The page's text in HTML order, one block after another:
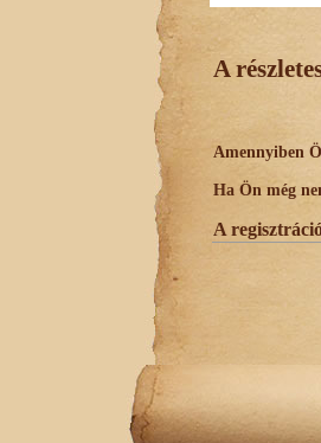
A
Amennyiben
Ha Ön még
A